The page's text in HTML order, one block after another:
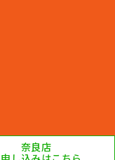
奈良店